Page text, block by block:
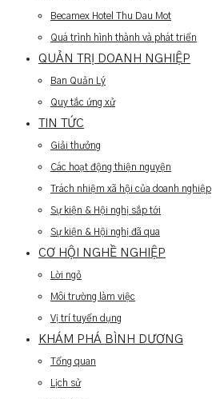
Becamex Hotel Thu Dau Mot
Quá trình hình thành và phát triển
QUẢN TRỊ DOANH NGHIỆP
Ban Quản Lý
Quy tắc ứng xử
TIN TỨC
Giải thưởng
Các hoạt động thiện nguyện
Trách nhiệm xã hội của doanh nghiệp
Sự kiện & Hội nghị sắp tới
Sự kiện & Hội nghị đã qua
CƠ HỘI NGHỀ NGHIỆP
Lời ngỏ
Môi trường làm việc
Vị trí tuyển dụng
KHÁM PHÁ BÌNH DƯƠNG
Tổng quan
Lịch sử